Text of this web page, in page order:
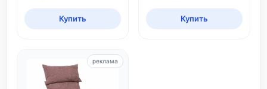
Купить Купить
реклама